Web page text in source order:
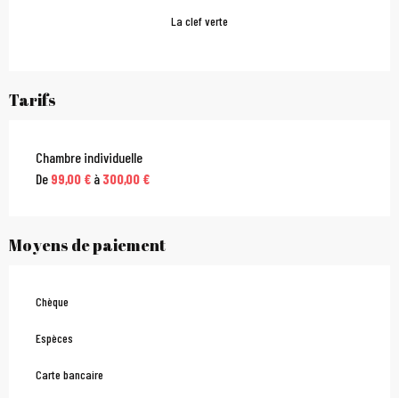
La clef verte
Tarifs
Chambre individuelle
De 99,00 € à 300,00 €
Moyens de paiement
Chèque
Espèces
Carte bancaire